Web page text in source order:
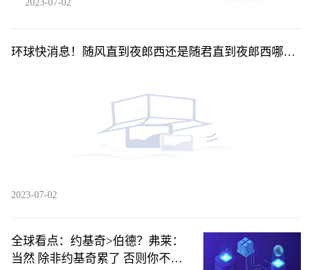
2023-07-02
环球快消息！随风直到夜郎西还是随君直到夜郎西哪个
2023-07-02
全球看点：约基奇>伯德？弗莱：
当然 除非约基奇累了 否则你不可